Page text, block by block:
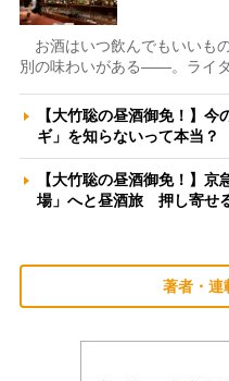
お酒はいつ飲んでもいいも
別の味わいがある――。ライ
【大竹聡の昼酒御免！】
ギ」を知らないって本当
【大竹聡の昼酒御免！】
場」へと昼酒旅 押し寄せ
著者・連